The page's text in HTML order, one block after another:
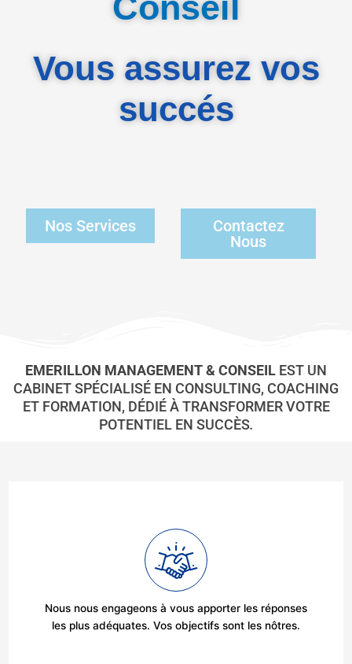
Vous assurez vos
succés
Nos Services
Contactez
Nous
EMERILLON MANAGEMENT & CONSEIL EST UN
CABINET SPÉCIALISÉ EN CONSULTING, COACHING
ET FORMATION, DÉDIÉ À TRANSFORMER VOTRE
POTENTIEL EN SUCCÈS.
Nous nous engageons à vous apporter les réponses
les plus adéquates. Vos objectifs sont les nôtres.